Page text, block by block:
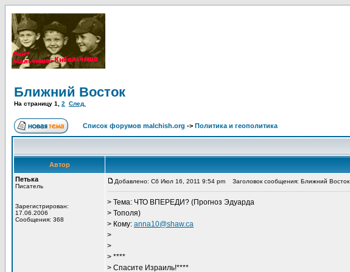
Ближний Восток
На страницу 1 2 След.
Список форумов malchish.org -> Политика и геополитика
Автор
Петька
Писатель
Зарегистрирован:
17.06.2006
Сообщения: 368
Добавлено: Сб Июл 16, 2011 9:54 pm Заголовок сообщения: Ближний Восток
> Тема: ЧТО ВПЕРЕДИ? (Прогноз Эдуарда
> Тополя)
> Кому: anna10@shaw.ca
>
>
> ****
> Спасите Израиль!****